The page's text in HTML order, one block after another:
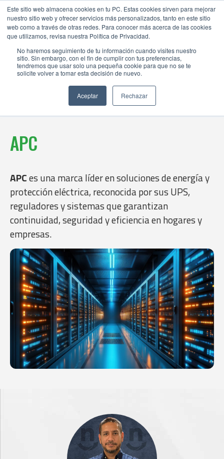
Este sitio web almacena cookies en tu PC. Estas cookies sirven para mejorar
nuestro sitio web y ofrecer servicios más personalizados, tanto en este sitio
web como a través de otras redes. Para conocer más acerca de las cookies
que utilizamos, revisa nuestra Política de Privacidad.
No haremos seguimiento de tu información cuando visites nuestro
sitio. Sin embargo, con el fin de cumplir con tus preferencias,
tendremos que usar solo una pequeña cookie para que no se te
solicite volver a tomar esta decisión de nuevo.
Aceptar Rechazar
APC
APCes una marca líder en soluciones de energía y
protección eléctrica, reconocida por sus UPS,
reguladores y sistemas que garantizan
continuidad, seguridad y eficiencia en hogares y
empresas.